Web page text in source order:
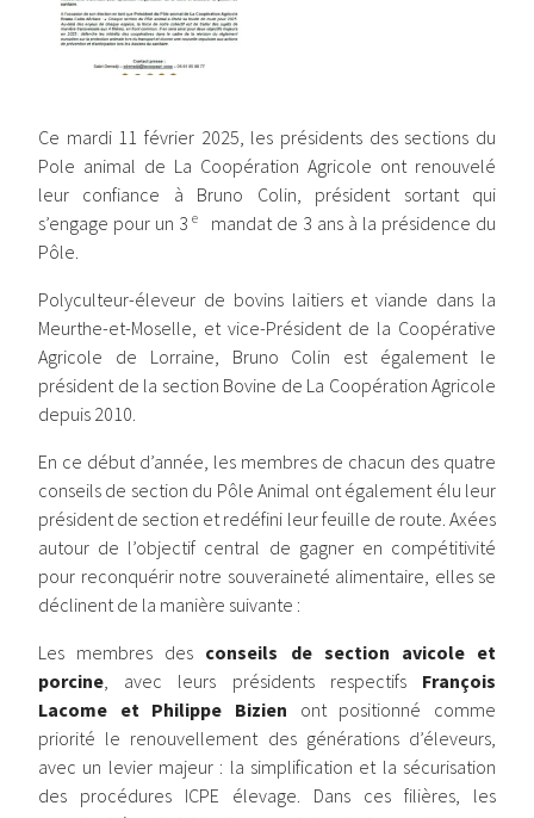
Ce mardi 11 février 2025, les présidents des sections du
Pole animal de La Coopération Agricole ont renouvelé
leur confiance à Bruno Colin, président sortant qui
s’engage pour un 3 e
mandat de 3 ans à la présidence du
Pôle.
Polyculteur-éleveur de bovins laitiers et viande dans la
Meurthe-et-Moselle, et vice-Président de la Coopérative
Agricole de Lorraine, Bruno Colin est également le
président de la section Bovine de La Coopération Agricole
depuis 2010.
En ce début d’année, les membres de chacun des quatre
conseils de section du Pôle Animal ont également élu leur
président de section et redéfini leur feuille de route. Axées
autour de l’objectif central de gagner en compétitivité
pour reconquérir notre souveraineté alimentaire, elles se
déclinent de la manière suivante :
Les membres des conseils de section avicole et
porcine , avec leurs présidents respectifs François
Lacome et Philippe Bizien ont positionné comme
priorité le renouvellement des générations d’éleveurs,
avec un levier majeur : la simplification et la sécurisation
des procédures ICPE élevage. Dans ces filières, les